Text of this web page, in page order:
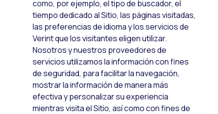
como, por ejemplo, el tipo de buscador, el
tiempo dedicado al Sitio, las páginas visitadas,
las preferencias de idioma y los servicios de
Verint que los visitantes eligen utilizar.
Nosotros y nuestros proveedores de
servicios utilizamos la información con fines
de seguridad, para facilitar la navegación,
mostrar la información de manera más
efectiva y personalizar su experiencia
mientras visita el Sitio, así como con fines de